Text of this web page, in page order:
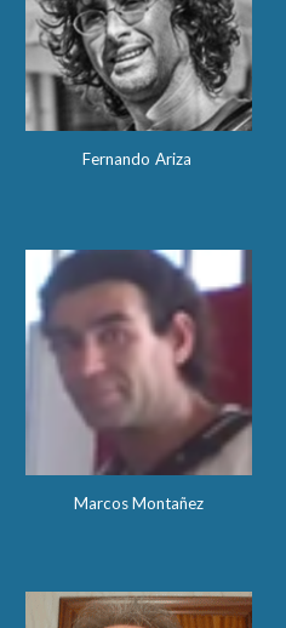
Fernando Ariza
Marcos Montañez